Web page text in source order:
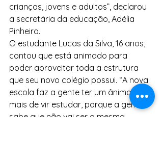
crianças, jovens e adultos”, declarou
a secretária da educação, Adélia
Pinheiro.
O estudante Lucas da Silva, 16 anos,
contou que está animado para
poder aproveitar toda a estrutura
que seu novo colégio possui. “A nova
escola faz a gente ter um ânimo a
mais de vir estudar, porque a gente
sabe que não vai ser a mesma